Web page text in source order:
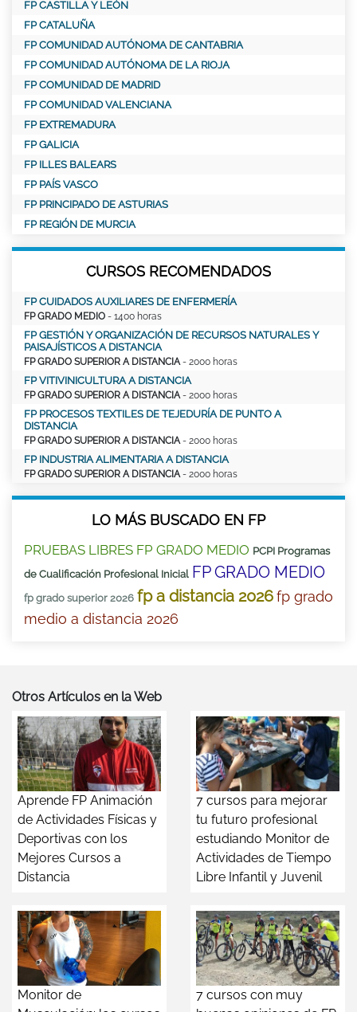
FP CASTILLA Y LEÓN
FP CATALUÑA
FP COMUNIDAD AUTÓNOMA DE CANTABRIA
FP COMUNIDAD AUTÓNOMA DE LA RIOJA
FP COMUNIDAD DE MADRID
FP COMUNIDAD VALENCIANA
FP EXTREMADURA
FP GALICIA
FP ILLES BALEARS
FP PAÍS VASCO
FP PRINCIPADO DE ASTURIAS
FP REGIÓN DE MURCIA
CURSOS RECOMENDADOS
FP CUIDADOS AUXILIARES DE ENFERMERÍA
FP GRADO MEDIO - 1400 horas
FP GESTIÓN Y ORGANIZACIÓN DE RECURSOS NATURALES Y
PAISAJÍSTICOS A DISTANCIA
FP GRADO SUPERIOR A DISTANCIA- 2000 horas
FP VITIVINICULTURA A DISTANCIA
FP GRADO SUPERIOR A DISTANCIA- 2000 horas
FP PROCESOS TEXTILES DE TEJEDURÍA DE PUNTO A
DISTANCIA
FP GRADO SUPERIOR A DISTANCIA- 2000 horas
FP INDUSTRIA ALIMENTARIA A DISTANCIA
FP GRADO SUPERIOR A DISTANCIA- 2000 horas
LO MÁS BUSCADO EN FP
PRUEBAS LIBRES FP GRADO MEDIO PCPI Programas
de Cualificación Profesional Inicial FP GRADO MEDIO
fp grado superior 2026 fp a distancia 2026fp grado
medio a distancia 2026
Otros Artículos en la Web
Aprende FP Animación
de Actividades Físicas y
Deportivas con los
Mejores Cursos a
Distancia
7 cursos para mejorar
tu futuro profesional
estudiando Monitor de
Actividades de Tiempo
Libre Infantil y Juvenil
Monitor de
7 cursos con muy